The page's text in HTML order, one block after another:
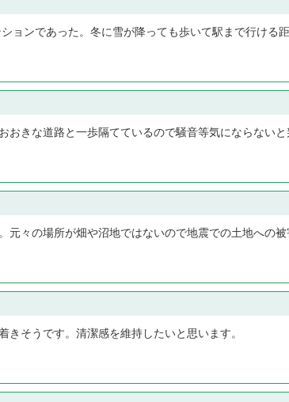
ンであった。冬に雪が降っても歩いて駅まで行ける距
きな道路と一歩隔てているので騒音等気にならないと
々の場所が畑や沼地ではないので地震での土地への
そうです。清潔感を維持したいと思います。